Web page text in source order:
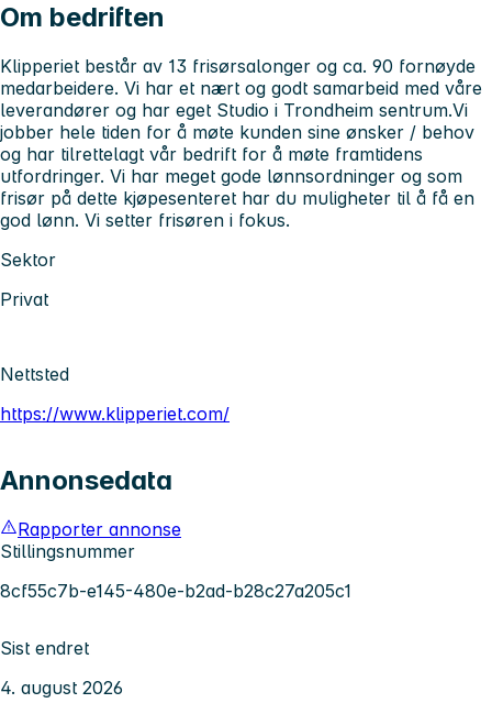
Om bedriften
Klipperiet består av 13 frisørsalonger og ca. 90 fornøyde
medarbeidere. Vi har et nært og godt samarbeid med våre
leverandører og har eget Studio i Trondheim sentrum.Vi
jobber hele tiden for å møte kunden sine ønsker / behov
og har tilrettelagt vår bedrift for å møte framtidens
utfordringer. Vi har meget gode lønnsordninger og som
frisør på dette kjøpesenteret har du muligheter til å få en
god lønn. Vi setter frisøren i fokus.
Sektor
Privat
Nettsted
https://www.klipperiet.com/
Annonsedata
Rapporter annonse
Stillingsnummer
8cf55c7b-e145-480e-b2ad-b28c27a205c1
Sist endret
4. august 2026